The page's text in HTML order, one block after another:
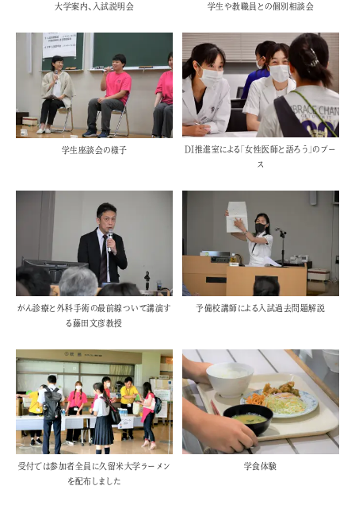
大学案内、入試説明会 学生や教職員との個別相談会
学生座談会の様子
DI推進室による「女性医師と語ろう」のブー
ス
がん診療と外科手術の最前線ついて講演す
る藤田文彦教授
予備校講師による入試過去問題解説
受付では参加者全員に久留米大学ラーメン
を配布しました
学食体験